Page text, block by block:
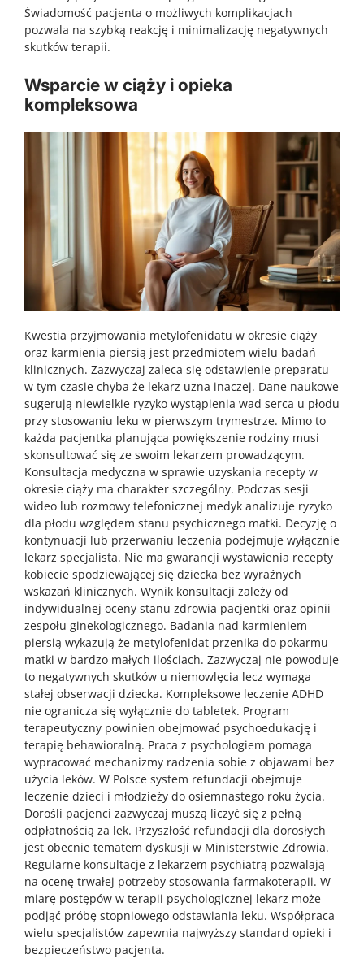
Świadomość pacjenta o możliwych komplikacjach
pozwala na szybką reakcję i minimalizację negatywnych
skutków terapii.
Wsparcie w ciąży i opieka
kompleksowa
Kwestia przyjmowania metylofenidatu w okresie ciąży
oraz karmienia piersią jest przedmiotem wielu badań
klinicznych. Zazwyczaj zaleca się odstawienie preparatu
w tym czasie chyba że lekarz uzna inaczej. Dane naukowe
sugerują niewielkie ryzyko wystąpienia wad serca u płodu
przy stosowaniu leku w pierwszym trymestrze. Mimo to
każda pacjentka planująca powiększenie rodziny musi
skonsultować się ze swoim lekarzem prowadzącym.
Konsultacja medyczna w sprawie uzyskania recepty w
okresie ciąży ma charakter szczególny. Podczas sesji
wideo lub rozmowy telefonicznej medyk analizuje ryzyko
dla płodu względem stanu psychicznego matki. Decyzję o
kontynuacji lub przerwaniu leczenia podejmuje wyłącznie
lekarz specjalista. Nie ma gwarancji wystawienia recepty
kobiecie spodziewającej się dziecka bez wyraźnych
wskazań klinicznych. Wynik konsultacji zależy od
indywidualnej oceny stanu zdrowia pacjentki oraz opinii
zespołu ginekologicznego. Badania nad karmieniem
piersią wykazują że metylofenidat przenika do pokarmu
matki w bardzo małych ilościach. Zazwyczaj nie powoduje
to negatywnych skutków u niemowlęcia lecz wymaga
stałej obserwacji dziecka. Kompleksowe leczenie ADHD
nie ogranicza się wyłącznie do tabletek. Program
terapeutyczny powinien obejmować psychoedukację i
terapię behawioralną. Praca z psychologiem pomaga
wypracować mechanizmy radzenia sobie z objawami bez
użycia leków. W Polsce system refundacji obejmuje
leczenie dzieci i młodzieży do osiemnastego roku życia.
Dorośli pacjenci zazwyczaj muszą liczyć się z pełną
odpłatnością za lek. Przyszłość refundacji dla dorosłych
jest obecnie tematem dyskusji w Ministerstwie Zdrowia.
Regularne konsultacje z lekarzem psychiatrą pozwalają
na ocenę trwałej potrzeby stosowania farmakoterapii. W
miarę postępów w terapii psychologicznej lekarz może
podjąć próbę stopniowego odstawiania leku. Współpraca
wielu specjalistów zapewnia najwyższy standard opieki i
bezpieczeństwo pacjenta.